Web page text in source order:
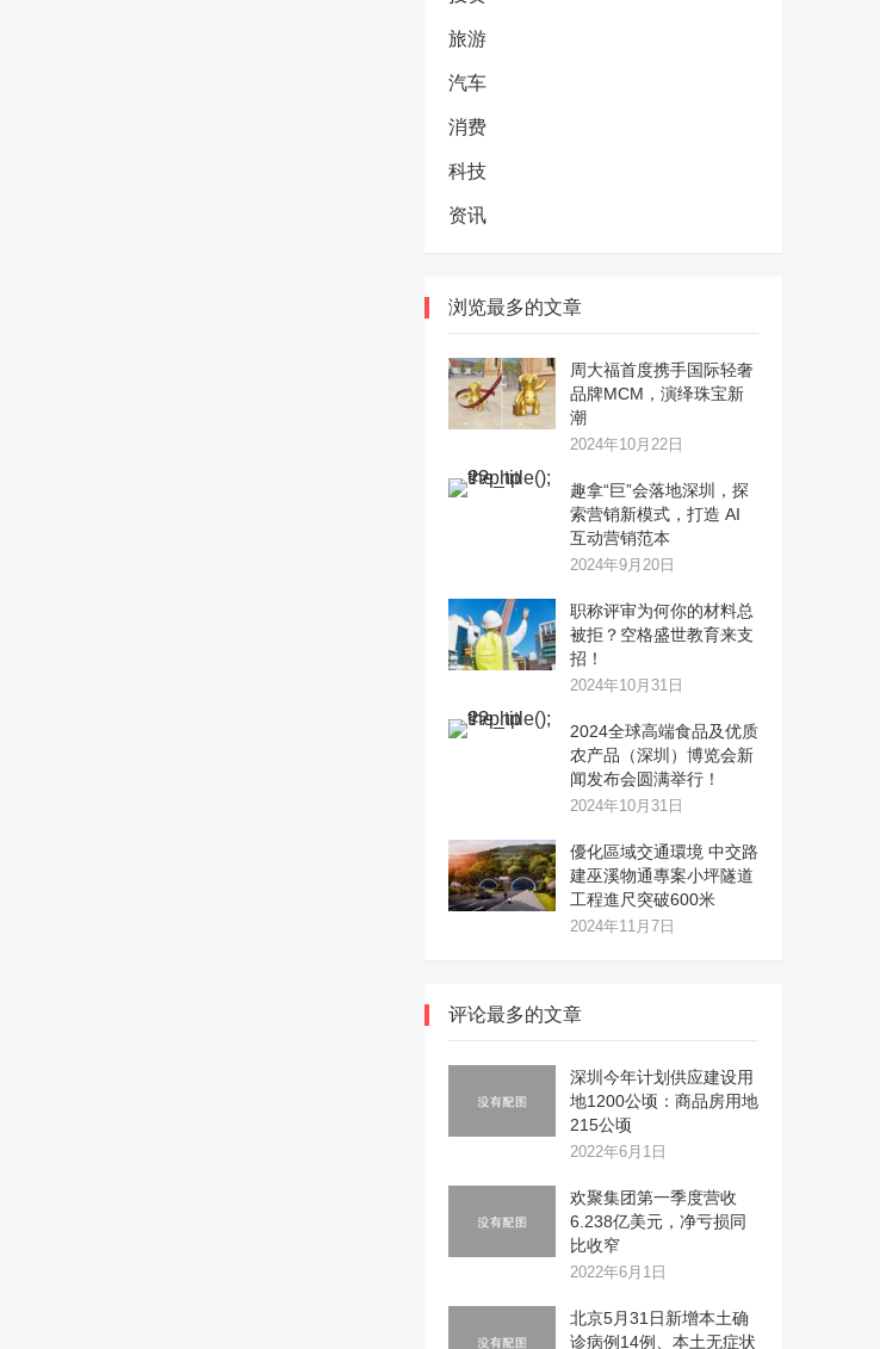
旅游
汽车
消费
科技
资讯
浏览最多的文章
周大福首度携手国际轻奢
品牌MCM，演绎珠宝新
潮
2024年10月22日
趣拿“巨”会落地深圳，探
索营销新模式，打造 AI
互动营销范本
2024年9月20日
职称评审为何你的材料总
被拒？空格盛世教育来支
招！
2024年10月31日
2024全球高端食品及优质
农产品（深圳）博览会新
闻发布会圆满举行！
2024年10月31日
優化區域交通環境 中交路
建巫溪物通專案小坪隧道
工程進尺突破600米
2024年11月7日
评论最多的文章
深圳今年计划供应建设用
地1200公顷：商品房用地
215公顷
2022年6月1日
欢聚集团第一季度营收
6.238亿美元，净亏损同
比收窄
2022年6月1日
北京5月31日新增本土确
诊病例14例、本土无症状